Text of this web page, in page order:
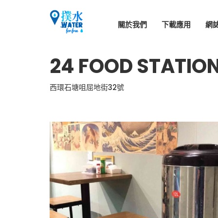
關於我們 下載應用 網
24 FOOD
西環石塘咀屈地街32號